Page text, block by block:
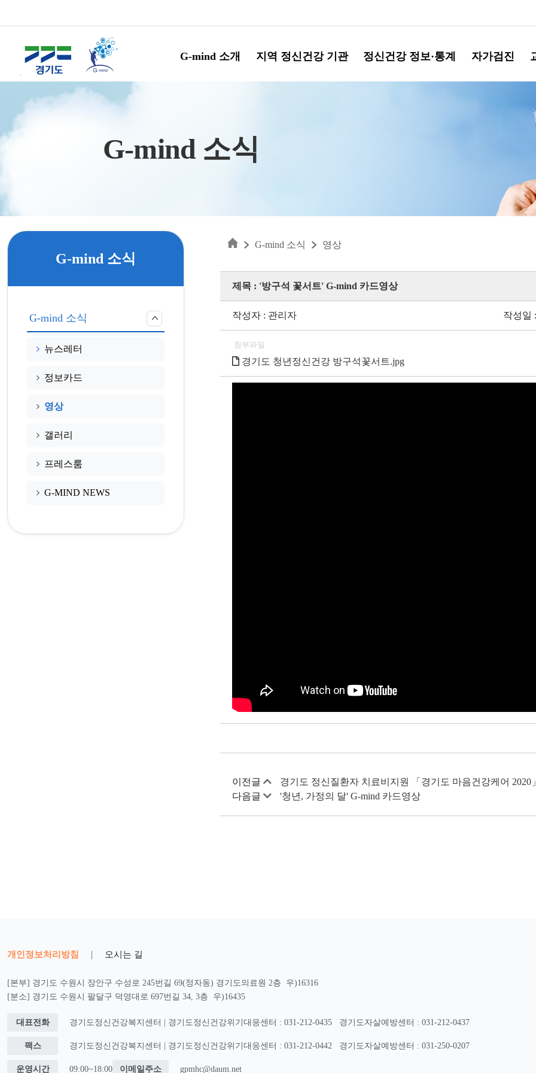
G-mind 소개 지역 정신건강 기관 정신건강 정보·통계 자가검진
G-mind 소식
G-mind 소식
G-mind 소식
뉴스레터
정보카드
영상
갤러리
프레스룸
G-MIND NEWS
G-mind 소식 영상
제목 : '방구석 꽃서트' G-mind 카드영상
작성자 : 관리자 작성일
첨부파일
경기도 청년정신건강 방구석꽃서트.jpg
이전글
경기도 정신질환자 치료비지원 「경기도 마음건강케어 2020
다음글
'청년, 가정의 달' G-mind 카드영상
개인정보처리방침 | 오시는 길
[본부] 경기도 수원시 장안구 수성로 245번길 69(정자동) 경기도의료원 2층 우)16316
[분소] 경기도 수원시 팔달구 덕영대로 697번길 34, 3층 우)16435
대표전화 경기도정신건강복지센터 | 경기도정신건강위기대응센터 : 031-212-0435 경기도자살예방센터 : 031-212-0437
팩스 경기도정신건강복지센터 | 경기도정신건강위기대응센터 : 031-212-0442 경기도자살예방센터 : 031-250-0207
운영시간 09:00~18:00 이메일주소 gpmhc@daum.net